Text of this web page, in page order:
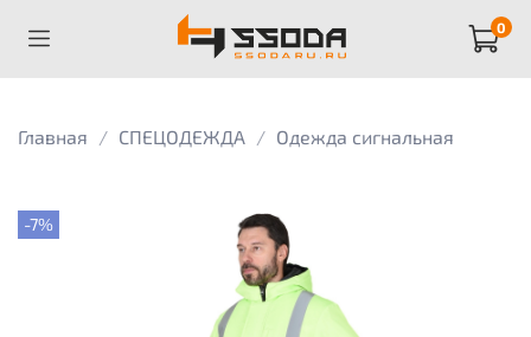
0
Главная СПЕЦОДЕЖДА Одежда сигнальная
-7%